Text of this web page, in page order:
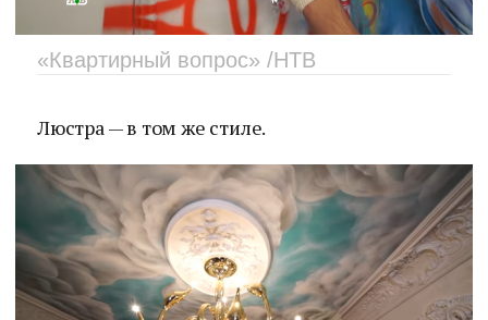
«Квартирный вопрос» /НТВ
Люстра — в том же стиле.